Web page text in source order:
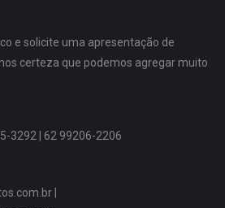
e solicite uma apresentação de
certeza que podemos agregar muito
3292 | 62 99206-2206
|